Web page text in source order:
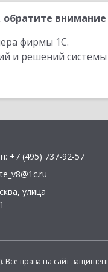
внимание
фирмы 1С.
и решений
+7 (495) 737-92-57
, улица
Все права на сайт